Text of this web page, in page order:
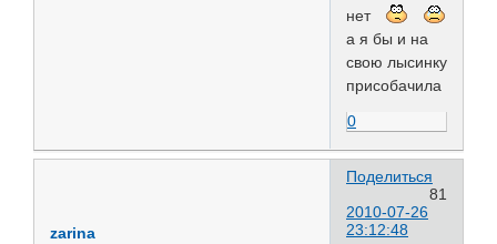
нет
а я бы и на
свою лысинку
присобачила
0
Поделиться
81
2010-07-26
23:12:48
zarina